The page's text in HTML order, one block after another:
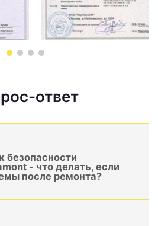
ответ
безопасности
- что делать, если
после ремонта?